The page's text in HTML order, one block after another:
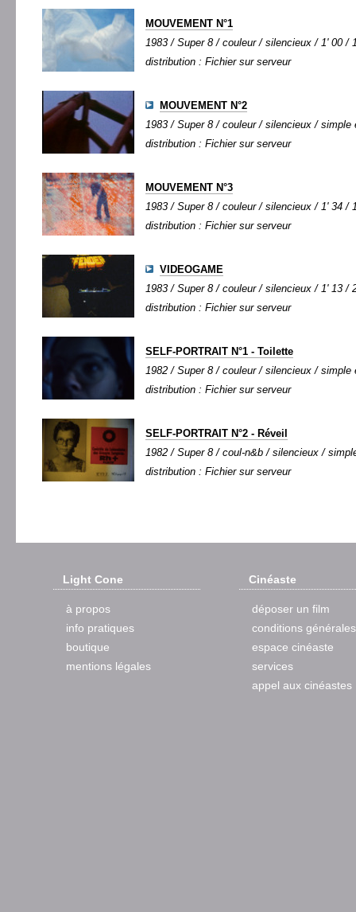
MOUVEMENT N°1
1983 / Super 8 / couleur / silencieux / 1' 00 /
distribution : Fichier sur serveur
MOUVEMENT N°2
1983 / Super 8 / couleur / silencieux / simple
distribution : Fichier sur serveur
MOUVEMENT N°3
1983 / Super 8 / couleur / silencieux / 1' 34 /
distribution : Fichier sur serveur
VIDEOGAME
1983 / Super 8 / couleur / silencieux / 1' 13 /
distribution : Fichier sur serveur
SELF-PORTRAIT N°1 - Toilette
1982 / Super 8 / couleur / silencieux / simple
distribution : Fichier sur serveur
SELF-PORTRAIT N°2 - Réveil
1982 / Super 8 / coul-n&b / silencieux /
distribution : Fichier sur serveur
Light Cone
à propos
info pratiques
boutique
mentions légales
Cinéaste
déposer un film
conditions générales
espace cinéaste
services
appel aux cinéastes